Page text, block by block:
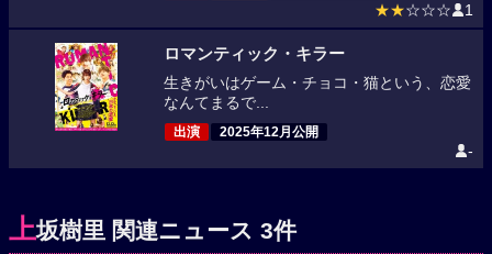
★★☆☆☆ 1
ロマンティック・キラー
生きがいはゲーム・チョコ・猫という、恋愛
なんてまるで...
出演 2025年12月公開
-
上坂樹里 関連ニュース 3件